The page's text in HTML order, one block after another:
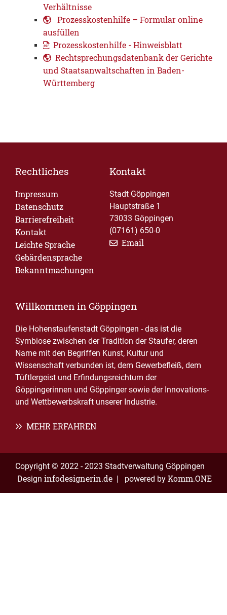
Verhältnisse
Prozesskosten­hilfe – Formular online
ausfüllen
Prozesskostenhilfe - Hinweisblatt
Rechtsprechungsdatenbank der Gerichte
und Staatsanwaltschaften in Baden-
Württemberg
Rechtliches
Impressum
Datenschutz
Barrierefreiheit
Kontakt
Leichte Sprache
Gebärdensprache
Bekanntmachungen
Kontakt
Stadt Göppingen
Hauptstraße 1
73033 Göppingen
(07161) 650-0
Email
Willkommen in Göppingen
Die Hohenstaufenstadt Göppingen - das ist die
Symbiose zwischen der Tradition der Staufer, deren
Name mit den Begriffen Kunst, Kultur und
Wissenschaft verbunden ist, dem Gewerbefleiß, dem
Tüftlergeist und Erfindungsreichtum der
Göppingerinnen und Göppinger sowie der Innovations-
und Wettbewerbskraft unserer Industrie.
MEHR ERFAHREN
Copyright © 2022 - 2023 Stadtverwaltung Göppingen
Design infodesignerin.de | powered by Komm.ONE